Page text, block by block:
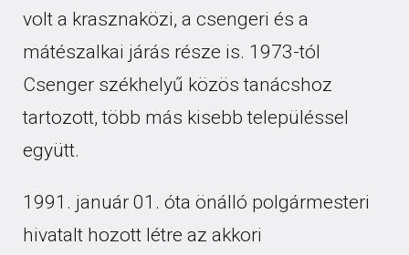
volt a krasznaközi, a csengeri és a
mátészalkai járás része is. 1973-tól
Csenger székhelyű közös tanácshoz
tartozott, több más kisebb településsel
együtt.
1991. január 01. óta önálló polgármesteri
hivatalt hozott létre az akkori